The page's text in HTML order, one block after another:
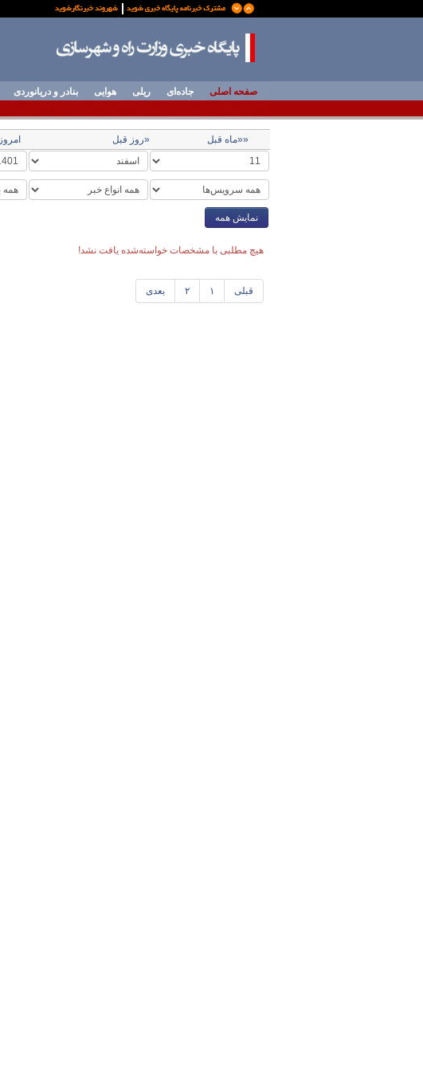
صفحه اصلی جاده‌ای ریلی هوایی بنادر و دریانوردی
««ماه قبل «روز قبل امروز
نمایش همه
هیچ مطلبی با مشخصات خواسته‌شده یافت نشد!
قبلی ۱ ۲ بعدی